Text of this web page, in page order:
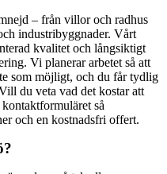
– från villor och radhus
industribyggnader. Vårt
kvalitet och långsiktigt
Vi planerar arbetet så att
som möjligt, och du får tydlig
du veta vad det kostar att
så
och en kostnadsfri offert.